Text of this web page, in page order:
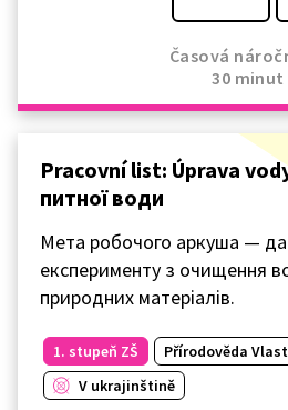
Časová
30 minut
Pracovní list: Úprava
питної води
Мета робочого аркуша —
експерименту з очищення
природних матеріалів.
1. stupeň ZŠ
Přírodověda
V ukrajinštině